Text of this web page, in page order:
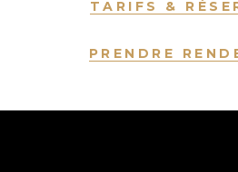
TARIFS &
PRENDRE